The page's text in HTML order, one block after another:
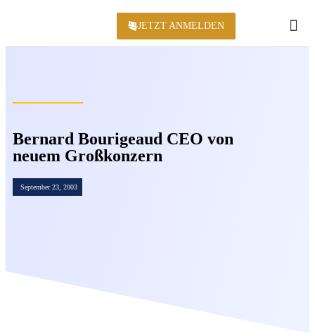
JETZT ANMELDEN
Bernard Bourigeaud CEO von
neuem Großkonzern
September 23, 2003